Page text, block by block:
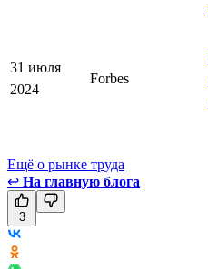
31 июля
2024
Forbes
Ещё о рынке труда
↩ На главную блога
3